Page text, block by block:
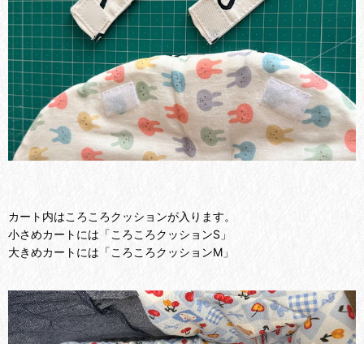
カート内はころころクッションが入ります。
小さめカートには「ころころクッションS」
大きめカートには「ころころクッションM」